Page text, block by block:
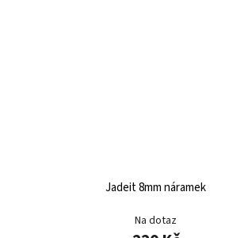
Jadeit 8mm náramek
Na dotaz